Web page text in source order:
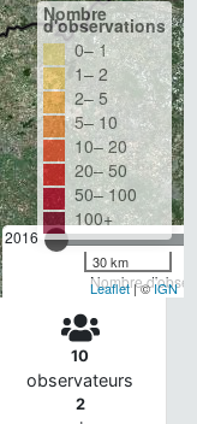
2016
Nombre
Nombre
d'observations
0– 1
1– 2
2– 5
5– 10
10– 20
20– 50
50– 100
100+
30 km
Leaflet| ©IGN
10
observateurs
2